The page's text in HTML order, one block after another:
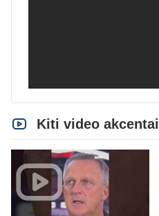
Kiti video akcentai